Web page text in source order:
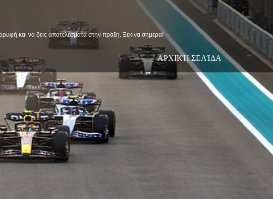
και να δεις αποτελέσματα στην πράξη. Ξεκίνα σήμερα!
ΑΡΧΙΚΉ ΣΕΛΊΔΑ